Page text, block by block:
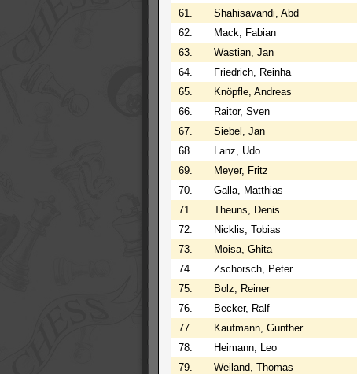
61.
Shahisavandi, Abd
62.
Mack, Fabian
63.
Wastian, Jan
64.
Friedrich, Reinha
65.
Knöpfle, Andreas
66.
Raitor, Sven
67.
Siebel, Jan
68.
Lanz, Udo
69.
Meyer, Fritz
70.
Galla, Matthias
71.
Theuns, Denis
72.
Nicklis, Tobias
73.
Moisa, Ghita
74.
Zschorsch, Peter
75.
Bolz, Reiner
76.
Becker, Ralf
77.
Kaufmann, Gunther
78.
Heimann, Leo
79.
Weiland, Thomas